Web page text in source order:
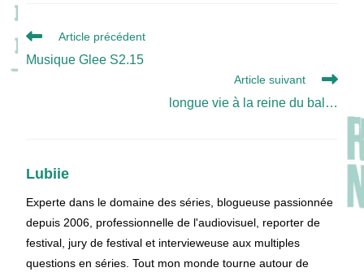
Read
articles
Article précédent
Musique Glee S2.15
Article suivant
longue vie à la reine du bal…
Lubiie
Experte dans le domaine des séries, blogueuse passionnée
depuis 2006, professionnelle de l'audiovisuel, reporter de
festival, jury de festival et intervieweuse aux multiples
questions en séries. Tout mon monde tourne autour de